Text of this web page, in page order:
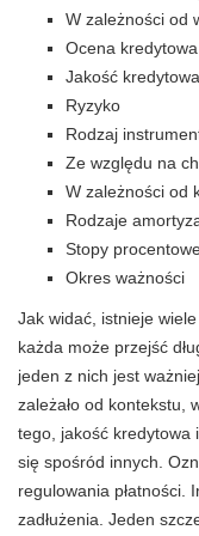
W zależności od
Ocena kredytowa
Jakość kredytowa
Ryzyko
Rodzaj
Ze względu na
W zależności od
Rodzaje
Stopy
Okres ważności
Jak widać, istnieje
każda może przejść
jeden z nich jest
zależało od kontekstu,
tego, jakość kredytowa
się spośród innych.
regulowania płatności.
zadłużenia. Jeden